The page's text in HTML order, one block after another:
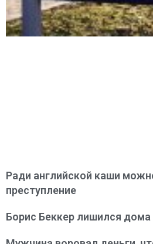
Ради английской каши
преступление
Борис Беккер лишился дома